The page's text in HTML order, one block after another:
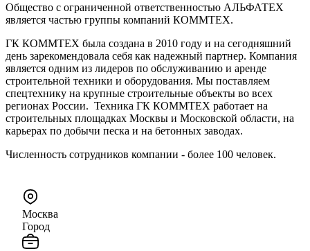
Общество с ограниченной ответственностью АЛЬФАТЕХ
является частью группы компаний КОММТЕХ.
ГК КОММТЕХ была создана в 2010 году и на сегодняшний
день зарекомендовала себя как надежный партнер. Компания
является одним из лидеров по обслуживанию и аренде
строительной техники и оборудования. Мы поставляем
спецтехнику на крупные строительные объекты во всех
регионах России. Техника ГК КОММТЕХ работает на
строительных площадках Москвы и Московской области, на
карьерах по добычи песка и на бетонных заводах.
Численность сотрудников компании - более 100 человек.
Москва
Город